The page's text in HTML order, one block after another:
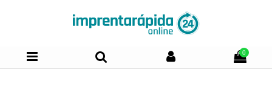
0